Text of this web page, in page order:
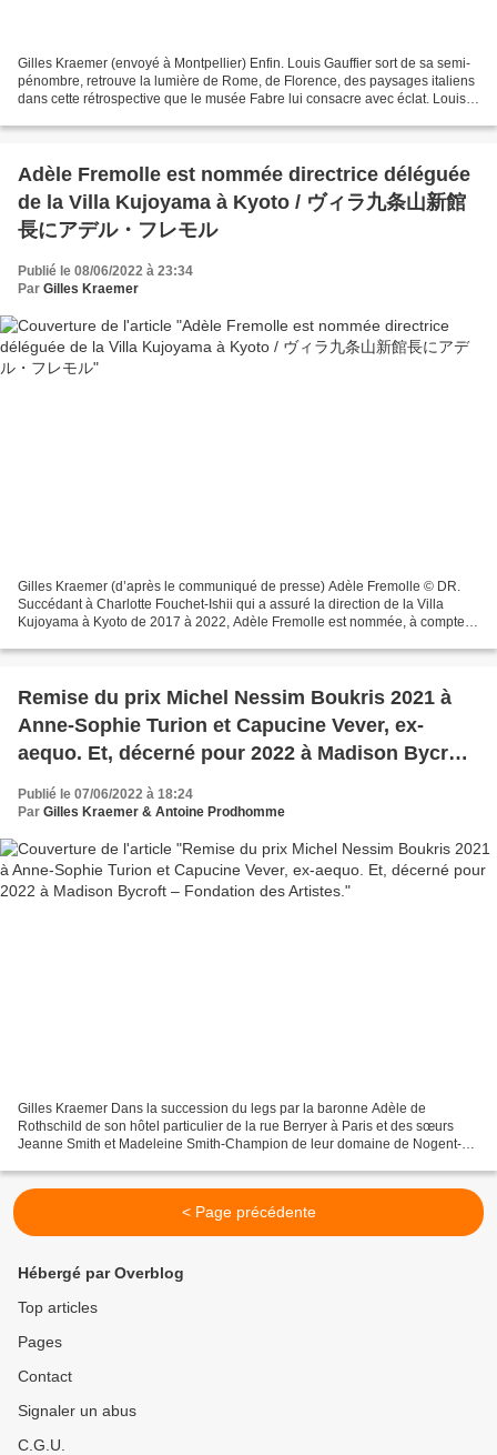
Gilles Kraemer (envoyé à Montpellier) Enfin. Louis Gauffier sort de sa semi-
pénombre, retrouve la lumière de Rome, de Florence, des paysages italiens
dans cette rétrospective que le musée Fabre lui consacre avec éclat. Louis
Adèle Fremolle est nommée directrice déléguée
de la Villa Kujoyama à Kyoto / ヴィラ九条山新館
長にアデル・フレモル
Publié le 08/06/2022 à 23:34
Par Gilles Kraemer
Gilles Kraemer (d’après le communiqué de presse) Adèle Fremolle © DR.
Succédant à Charlotte Fouchet-Ishii qui a assuré la direction de la Villa
Kujoyama à Kyoto de 2017 à 2022, Adèle Fremolle est nommée, à compter
Remise du prix Michel Nessim Boukris 2021 à
Anne-Sophie Turion et Capucine Vever, ex-
aequo. Et, décerné pour 2022 à Madison Bycroft
Publié le 07/06/2022 à 18:24
Par Gilles Kraemer & Antoine Prodhomme
Gilles Kraemer Dans la succession du legs par la baronne Adèle de
Rothschild de son hôtel particulier de la rue Berryer à Paris et des sœurs
Jeanne Smith et Madeleine Smith-Champion de leur domaine de Nogent-
< Page précédente
Hébergé par Overblog
Top articles
Pages
Contact
Signaler un abus
C.G.U.